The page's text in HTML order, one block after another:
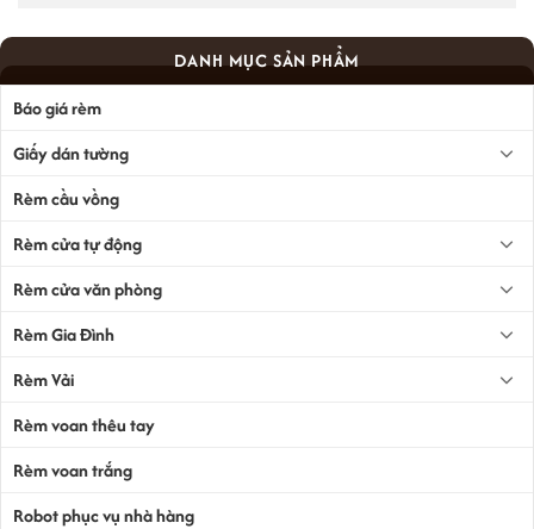
DANH MỤC SẢN PHẨM
Báo giá rèm
Giấy dán tường
Rèm cầu vồng
Rèm cửa tự động
Rèm cửa văn phòng
Rèm Gia Đình
Rèm Vải
Rèm voan thêu tay
Rèm voan trắng
Robot phục vụ nhà hàng